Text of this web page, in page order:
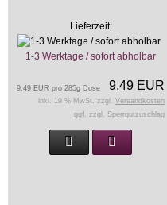
Lieferzeit:
1-3 Werktage / sofort abholbar
9,49 EUR
9,49 EUR pro 285g Dose
inkl. 19 % MwSt. zzgl. Versandkosten
ggf. zzgl. Sperrgutzuschlag